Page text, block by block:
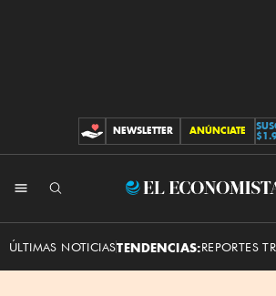
CONTRIBUCIONES
NEWSLETTER ANÚNCIATE
El
ÚLTIMAS NOTICIASTENDENCIAS:REPORTES